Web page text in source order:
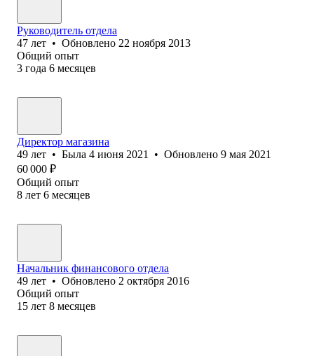
Руководитель отдела
47 лет • Обновлено 22 ноября 2013
Общий опыт
3 года 6 месяцев
Директор магазина
49 лет • Была 4 июня 2021 • Обновлено 9 мая 2021
60 000 ₽
Общий опыт
8 лет 6 месяцев
Начальник финансового отдела
49 лет • Обновлено 2 октября 2016
Общий опыт
15 лет 8 месяцев